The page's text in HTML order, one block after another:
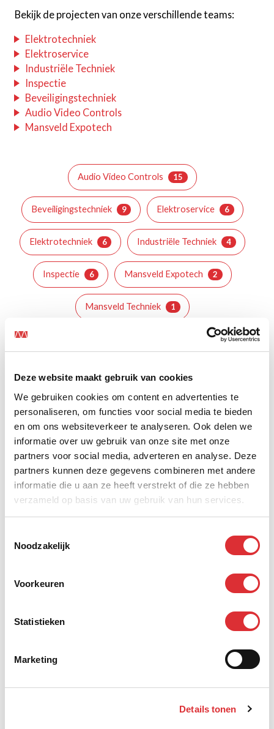
Deze website maakt gebruik van cookies
We gebruiken cookies om content en advertenties te
personaliseren, om functies voor social media te bieden
en om ons websiteverkeer te analyseren. Ook delen we
informatie over uw gebruik van onze site met onze
partners voor social media, adverteren en analyse. Deze
partners kunnen deze gegevens combineren met andere
informatie die u aan ze heeft verstrekt of die ze hebben
verzameld op basis van uw gebruik van hun services.
Noodzakelijk
Voorkeuren
Statistieken
Marketing
Details tonen
Bekijk de projecten van onze verschillende teams:
Elektrotechniek
Elektroservice
Industriële Techniek
Inspectie
Beveiligingstechniek
Audio Video Controls
Mansveld Expotech
Audio Video Controls 15
Beveiligingstechniek 9 Elektroservice 6
Elektrotechniek 6 Industriële Techniek 4
Inspectie 6 Mansveld Expotech 2
Mansveld Techniek 1
Bakkerij Heerschap - Nederweert Inspectie